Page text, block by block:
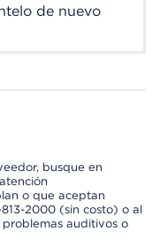
de nuevo
busque en
o que aceptan
2000 (sin costo) o al
auditivos o